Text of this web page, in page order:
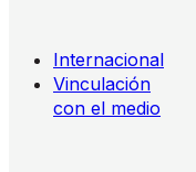
Internacional
Vinculación
con el medio